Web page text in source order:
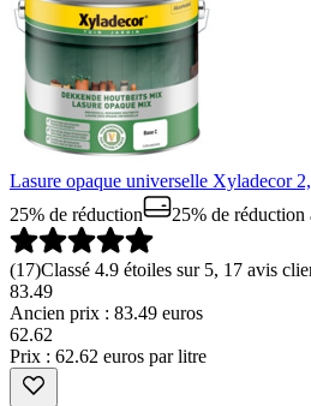
Lasure opaque universelle Xyladecor
25% de réduction
25% de réduction
(17)Classé 4.9 étoiles sur 5, 17 avis
83.49
Ancien prix : 83.49 euros
62.62
Prix : 62.62 euros par litre